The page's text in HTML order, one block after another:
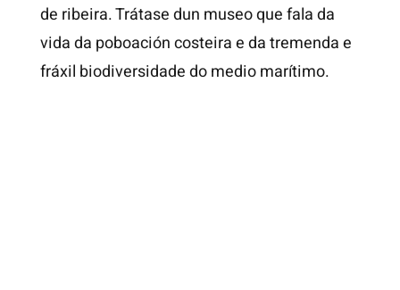
de ribeira. Trátase dun museo que fala da
vida da poboación costeira e da tremenda e
fráxil biodiversidade do medio marítimo.